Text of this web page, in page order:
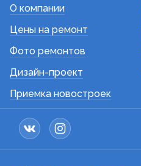
О компании
Цены на ремонт
Фото ремонтов
Дизайн-проект
Приемка новостроек